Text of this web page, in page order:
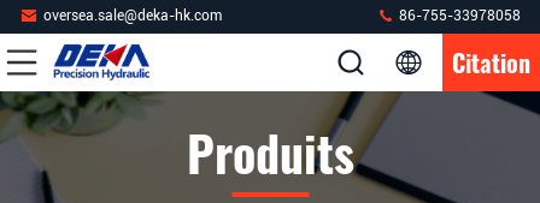
oversea.sale@deka-hk.com 86-755-33978058
Citation
Produits